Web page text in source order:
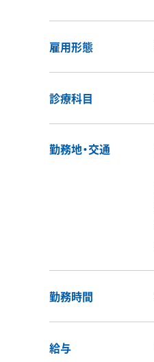
雇用形態
診療科目
勤務地・交通
勤務時間
給与